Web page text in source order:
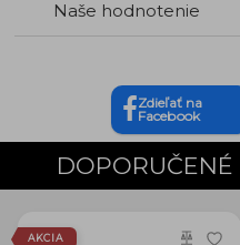
Naše hodnotenie
Zdieľať na
Facebook
AKCIA